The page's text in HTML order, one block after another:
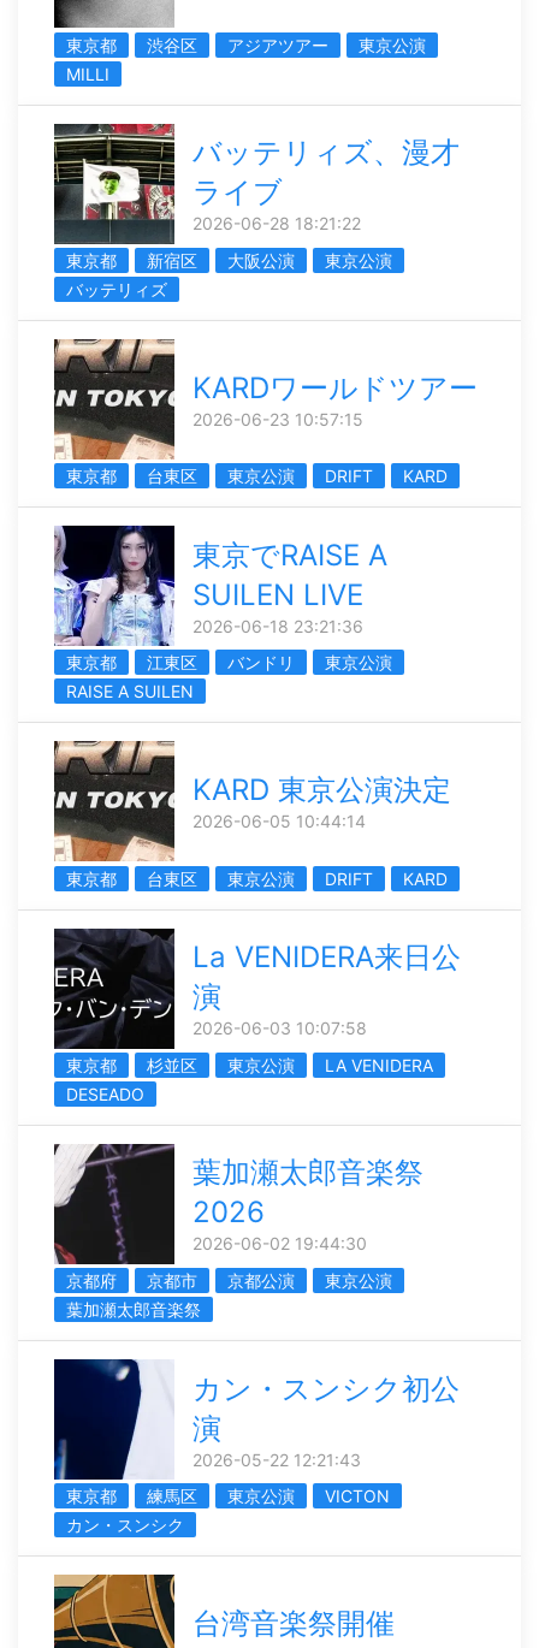
東京都 渋谷区 アジアツアー
東京公演
MILLI
バッテリィズ、漫才
ライブ
2026-06-28 18:21:22
東京都
新宿区 大阪公演
東京公演
バッテリィズ
KARDワールドツアー
2026-06-23 10:57:15
東京都 台東区 東京公演 DRIFT KARD
東京でRAISE A
SUILEN LIVE
2026-06-18 23:21:36
東京都
江東区 バンドリ
東京公演
RAISE A SUILEN
KARD 東京公演決定
2026-06-05 10:44:14
東京都 台東区 東京公演 DRIFT KARD
La VENIDERA来日公
演
2026-06-03 10:07:58
東京都
杉並区 東京公演
LA VENIDERA
DESEADO
葉加瀬太郎音楽祭
2026
2026-06-02 19:44:30
京都府
京都市 京都公演
東京公演
葉加瀬太郎音楽祭
カン・スンシク初公
演
2026-05-22 12:21:43
東京都
練馬区 東京公演
VICTON
カン・スンシク
台湾音楽祭開催